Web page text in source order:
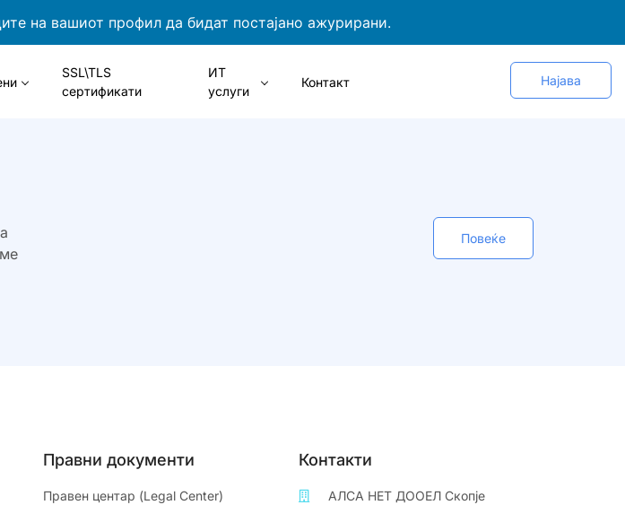
на вашиот профил да бидат постајано ажурирани.
SSL\TLS
сертификати
ИТ
услуги
Контакт Најава
Повеќе
Правни документи
Правен центар (Legal Center)
Контакти
АЛСА НЕТ ДООЕЛ Скопје